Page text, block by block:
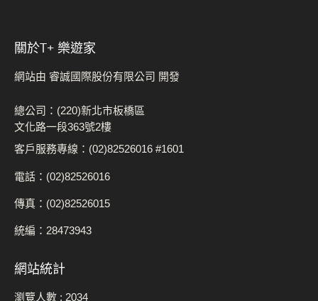
關於t+ 樂遊家
網站由 睿誠國際股份有限公司 開發
總公司：(220)新北市板橋區
文化路一段363號2樓
客戶服務專線：(02)82526016 #1601
電話：(02)82526016
傳真：(02)82526015
統編：28473943
網站統計
瀏覽人數 : 2034